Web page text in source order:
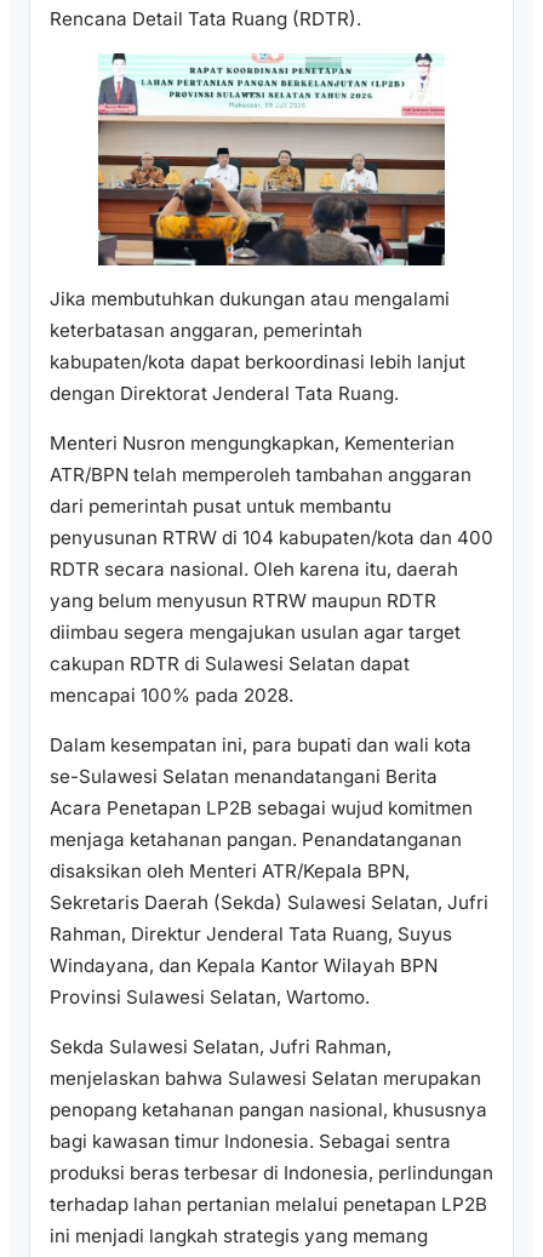
Rencana Detail Tata Ruang (RDTR).
Jika membutuhkan dukungan atau mengalami
keterbatasan anggaran, pemerintah
kabupaten/kota dapat berkoordinasi lebih lanjut
dengan Direktorat Jenderal Tata Ruang.
Menteri Nusron mengungkapkan, Kementerian
ATR/BPN telah memperoleh tambahan anggaran
dari pemerintah pusat untuk membantu
penyusunan RTRW di 104 kabupaten/kota dan 400
RDTR secara nasional. Oleh karena itu, daerah
yang belum menyusun RTRW maupun RDTR
diimbau segera mengajukan usulan agar target
cakupan RDTR di Sulawesi Selatan dapat
mencapai 100% pada 2028.
Dalam kesempatan ini, para bupati dan wali kota
se-Sulawesi Selatan menandatangani Berita
Acara Penetapan LP2B sebagai wujud komitmen
menjaga ketahanan pangan. Penandatanganan
disaksikan oleh Menteri ATR/Kepala BPN,
Sekretaris Daerah (Sekda) Sulawesi Selatan, Jufri
Rahman, Direktur Jenderal Tata Ruang, Suyus
Windayana, dan Kepala Kantor Wilayah BPN
Provinsi Sulawesi Selatan, Wartomo.
Sekda Sulawesi Selatan, Jufri Rahman,
menjelaskan bahwa Sulawesi Selatan merupakan
penopang ketahanan pangan nasional, khususnya
bagi kawasan timur Indonesia. Sebagai sentra
produksi beras terbesar di Indonesia, perlindungan
terhadap lahan pertanian melalui penetapan LP2B
ini menjadi langkah strategis yang memang